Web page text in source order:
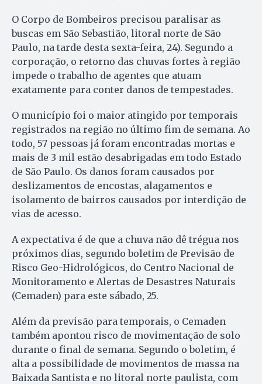
O Corpo de Bombeiros precisou paralisar as
buscas em São Sebastião, litoral norte de São
Paulo, na tarde desta sexta-feira, 24). Segundo a
corporação, o retorno das chuvas fortes à região
impede o trabalho de agentes que atuam
exatamente para conter danos de tempestades.
O município foi o maior atingido por temporais
registrados na região no último fim de semana. Ao
todo, 57 pessoas já foram encontradas mortas e
mais de 3 mil estão desabrigadas em todo Estado
de São Paulo. Os danos foram causados por
deslizamentos de encostas, alagamentos e
isolamento de bairros causados por interdição de
vias de acesso.
A expectativa é de que a chuva não dê trégua nos
próximos dias, segundo boletim de Previsão de
Risco Geo-Hidrológicos, do Centro Nacional de
Monitoramento e Alertas de Desastres Naturais
(Cemaden) para este sábado, 25.
Além da previsão para temporais, o Cemaden
também apontou risco de movimentação de solo
durante o final de semana. Segundo o boletim, é
alta a possibilidade de movimentos de massa na
Baixada Santista e no litoral norte paulista, com